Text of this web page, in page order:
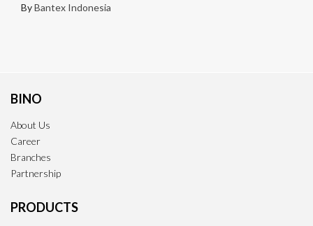
ByBantex Indonesia
BINO
About Us
Career
Branches
Partnership
PRODUCTS